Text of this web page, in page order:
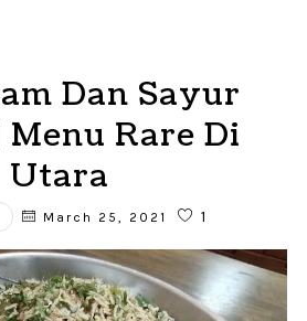
Dan Sayur
Menu Rare Di
Utara
March 25, 2021 1